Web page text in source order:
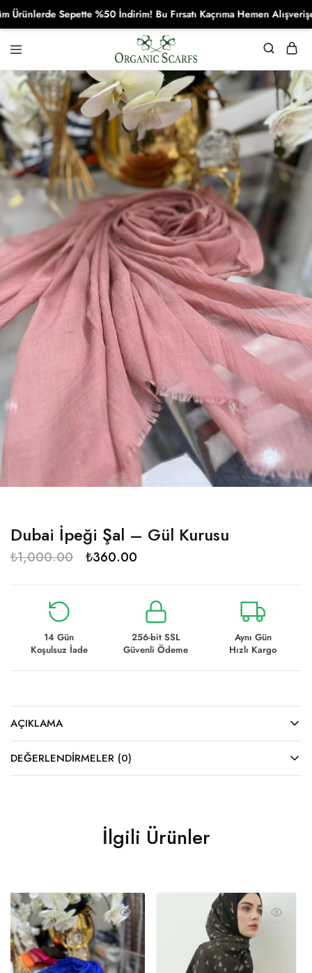
Organikscarf
Dubai İpeği Şal – Gül Kurusu
₺1,000.00 ₺360.00
14 Gün
Koşulsuz İade
256-bit SSL
Güvenli Ödeme
Aynı Gün
Hızlı Kargo
AÇIKLAMA
DEĞERLENDIRMELER (0)
İlgili Ürünler
Sepette %50 İndirim! Bu Fırsatı Kaçrıma Hemen Alışverişe